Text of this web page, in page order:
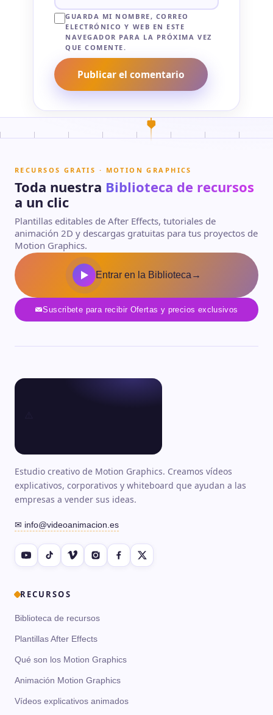
GUARDA MI NOMBRE, CORREO
ELECTRÓNICO Y WEB EN ESTE
NAVEGADOR PARA LA PRÓXIMA VEZ
QUE COMENTE.
RECURSOS GRATIS · MOTION GRAPHICS
Toda nuestra Biblioteca de recursos
a un clic
Plantillas editables de After Effects, tutoriales de
animación 2D y descargas gratuitas para tus proyectos de
Motion Graphics.
Entrar en la Biblioteca →
Suscribete para recibir Ofertas y precios exclusivos
Estudio creativo de Motion Graphics. Creamos vídeos
explicativos, corporativos y whiteboard que ayudan a las
empresas a vender sus ideas.
✉ info@videoanimacion.es
RECURSOS
Biblioteca de recursos
Plantillas After Effects
Qué son los Motion Graphics
Animación Motion Graphics
Vídeos explicativos animados